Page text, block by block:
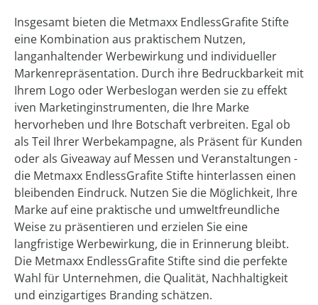
Insgesamt bieten die Metmaxx EndlessGrafite Stifte
eine Kombination aus praktischem Nutzen,
langanhaltender Werbewirkung und individueller
Markenrepräsentation. Durch ihre Bedruckbarkeit mit
Ihrem Logo oder Werbeslogan werden sie zu effekt
iven Marketinginstrumenten, die Ihre Marke
hervorheben und Ihre Botschaft verbreiten. Egal ob
als Teil Ihrer Werbekampagne, als Präsent für Kunden
oder als Giveaway auf Messen und Veranstaltungen -
die Metmaxx EndlessGrafite Stifte hinterlassen einen
bleibenden Eindruck. Nutzen Sie die Möglichkeit, Ihre
Marke auf eine praktische und umweltfreundliche
Weise zu präsentieren und erzielen Sie eine
langfristige Werbewirkung, die in Erinnerung bleibt.
Die Metmaxx EndlessGrafite Stifte sind die perfekte
Wahl für Unternehmen, die Qualität, Nachhaltigkeit
und einzigartiges Branding schätzen.